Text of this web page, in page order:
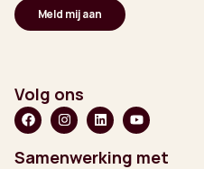
Volg ons
Samenwerking met